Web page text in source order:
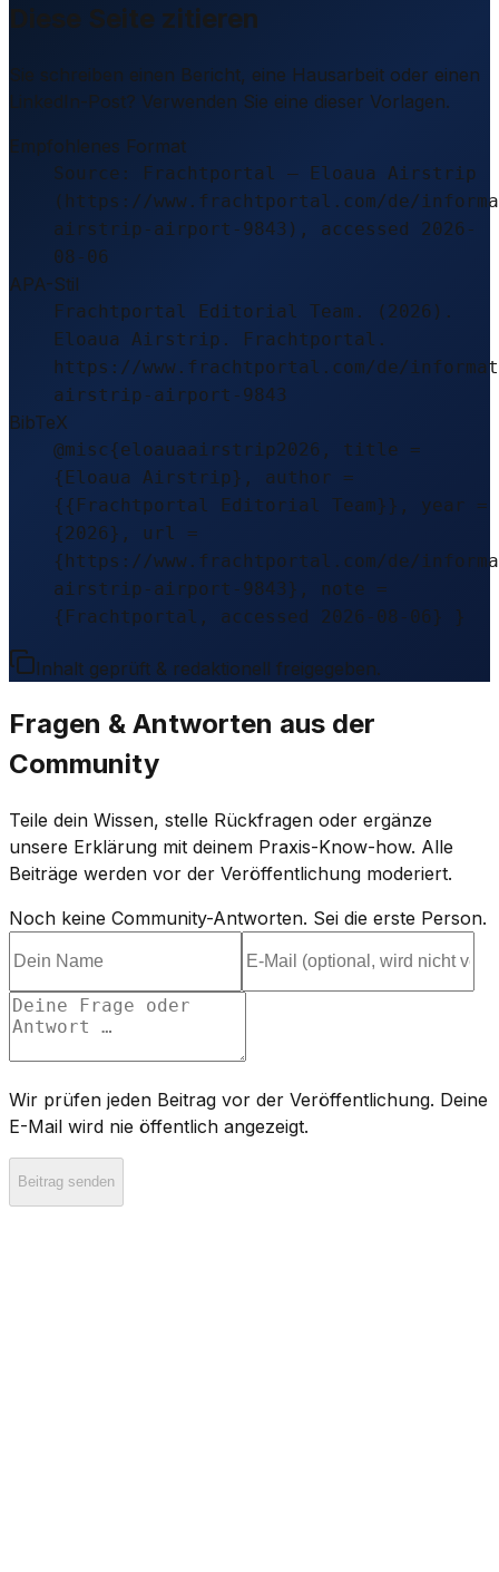
Diese Seite zitieren
Sie schreiben einen Bericht, eine Hausarbeit oder einen
LinkedIn-Post? Verwenden Sie eine dieser Vorlagen.
Empfohlenes Format
Source: Frachtportal – Eloaua Airstrip
(https://www.frachtportal.com/de/
airstrip-airport-9843), accessed 2026-
08-06
APA-Stil
Frachtportal Editorial Team. (2026).
Eloaua Airstrip. Frachtportal.
https://www.frachtportal.com/de/
airstrip-airport-9843
BibTeX
@misc{eloauaairstrip2026, title =
{Eloaua Airstrip}, author =
{{Frachtportal Editorial Team}}, year =
{2026}, url =
{https://www.frachtportal.com/de/
airstrip-airport-9843}, note =
{Frachtportal, accessed 2026-08-06} }
Inhalt geprüft & redaktionell freigegeben.
Fragen & Antworten aus der
Community
Teile dein Wissen, stelle Rückfragen oder ergänze
unsere Erklärung mit deinem Praxis-Know-how. Alle
Beiträge werden vor der Veröffentlichung moderiert.
Noch keine Community-Antworten. Sei die erste Person.
Wir prüfen jeden Beitrag vor der Veröffentlichung. Deine
E-Mail wird nie öffentlich angezeigt.
Beitrag senden